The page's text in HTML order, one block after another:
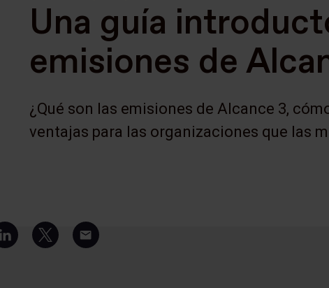
Una guía
emisiones de
¿Qué son las emisiones de Alcance 3,
ventajas para las organizaciones que las